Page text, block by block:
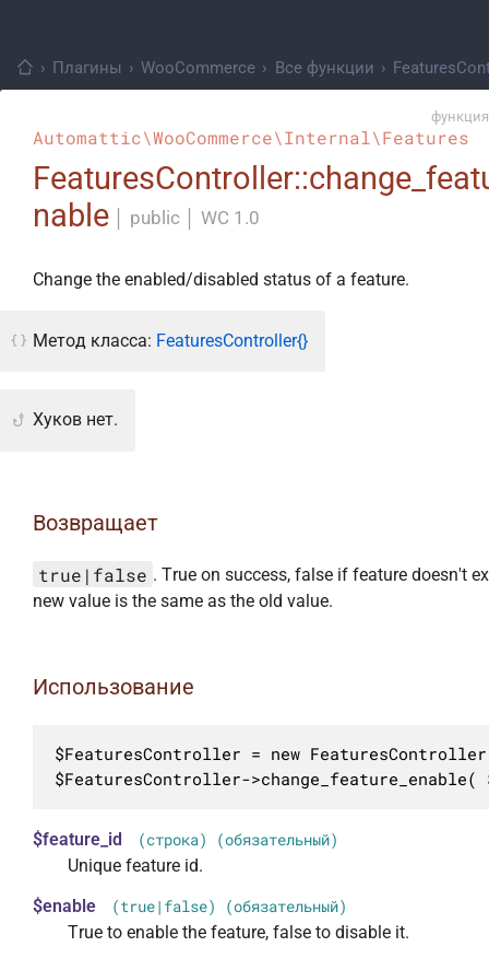
› Плагины › WooCommerce › Все функции ›
Automattic\WooCommerce\Internal\Features
nable
public WC 1.0
Change the enabled/disabled status of a feature.
Метод класса: FeaturesController{}
Хуков нет.
Возвращает
true|false . True on success, false if feature doesn't
new value is the same as the old value.
Использование
$FeaturesController = new
$FeaturesController-
$feature_id (строка) (обязательный)
Unique feature id.
$enable
(true|false) (обязательный)
True to enable the feature, false to disable it.